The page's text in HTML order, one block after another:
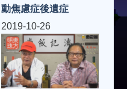
動焦慮症後遺症
2019-10-26